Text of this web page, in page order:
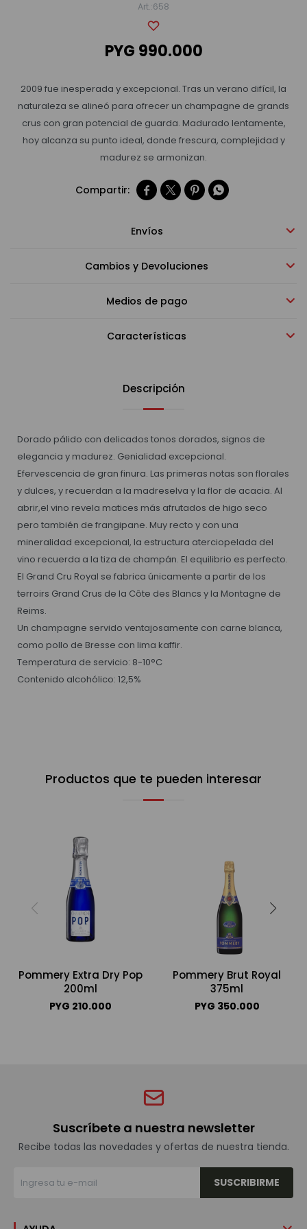
658
PYG 990.000
2009 fue inesperada y excepcional. Tras un verano difícil, la
naturaleza se alineó para ofrecer un champagne de grands
crus con gran potencial de guarda. Madurado lentamente,
hoy alcanza su punto ideal, donde frescura, complejidad y
madurez se armonizan.
   
Envíos
Cambios y Devoluciones
Medios de pago
Características
Descripción
Dorado pálido con delicados tonos dorados, signos de
elegancia y madurez. Genialidad excepcional.
Efervescencia de gran finura. Las primeras notas son florales
y dulces, y recuerdan a la madreselva y la flor de acacia. Al
abrir,el vino revela matices más afrutados de higo seco
pero también de frangipane. Muy recto y con una
mineralidad excepcional, la estructura aterciopelada del
vino recuerda a la tiza de champán. El equilibrio es perfecto.
El Grand Cru Royal se fabrica únicamente a partir de los
terroirs Grand Crus de la Côte des Blancs y la Montagne de
Reims.
Un champagne servido ventajosamente con carne blanca,
como pollo de Bresse con lima kaffir.
Temperatura de servicio: 8-10°C
Contenido alcohólico: 12,5%
Productos que te pueden interesar
Pommery Extra Dry Pop
200ml
PYG 210.000
Pommery Brut Royal
375ml
PYG 350.000
Suscríbete a nuestra newsletter
Recibe todas las novedades y ofertas de nuestra tienda.
SUSCRIBIRME
Limpieza del hogar
Promociones